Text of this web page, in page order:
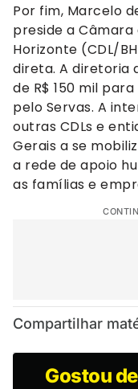
Por fim, Marcelo
preside a Câmara
Horizonte (CDL/
direta. A diretoria
de R$ 150 mil
pelo Servas. A
outras CDLs e
Gerais a se
a rede de apoio
as famílias e
Compartilhar
Gostou